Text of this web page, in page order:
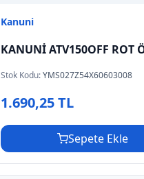
Kanuni
KANUNİ ATV150OFF ROT
Stok Kodu:YMS027Z54X60603008
1.690,25 TL
Sepete Ekle